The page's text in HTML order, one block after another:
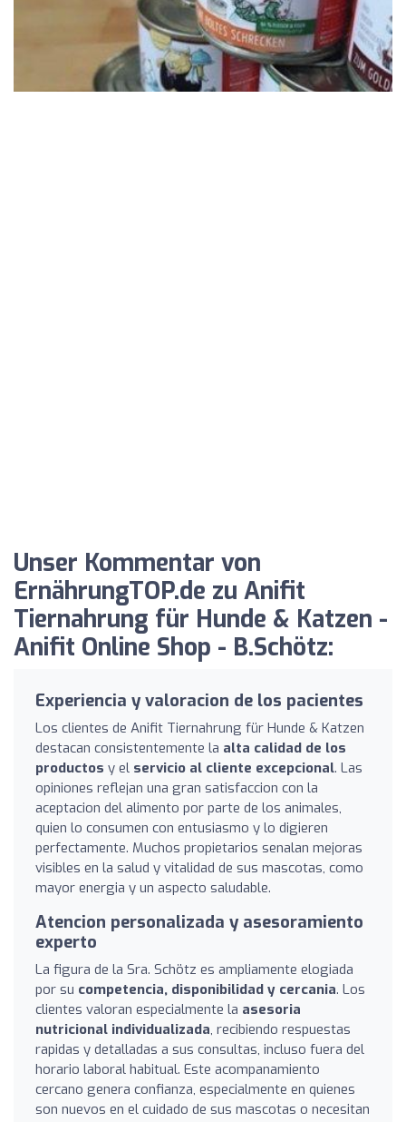
Unser Kommentar von
ErnährungTOP.de zu Anifit
Tiernahrung für Hunde & Katzen -
Anifit Online Shop - B.Schötz:
Experiencia y valoracion de los pacientes
Los clientes de Anifit Tiernahrung für Hunde & Katzen
destacan consistentemente la alta calidad de los
productos y el servicio al cliente excepcional. Las
opiniones reflejan una gran satisfaccion con la
aceptacion del alimento por parte de los animales,
quien lo consumen con entusiasmo y lo digieren
perfectamente. Muchos propietarios senalan mejoras
visibles en la salud y vitalidad de sus mascotas, como
mayor energia y un aspecto saludable.
Atencion personalizada y asesoramiento
experto
La figura de la Sra. Schötz es ampliamente elogiada
por su competencia, disponibilidad y cercania. Los
clientes valoran especialmente la asesoria
nutricional individualizada, recibiendo respuestas
rapidas y detalladas a sus consultas, incluso fuera del
horario laboral habitual. Este acompanamiento
cercano genera confianza, especialmente en quienes
son nuevos en el cuidado de sus mascotas o necesitan